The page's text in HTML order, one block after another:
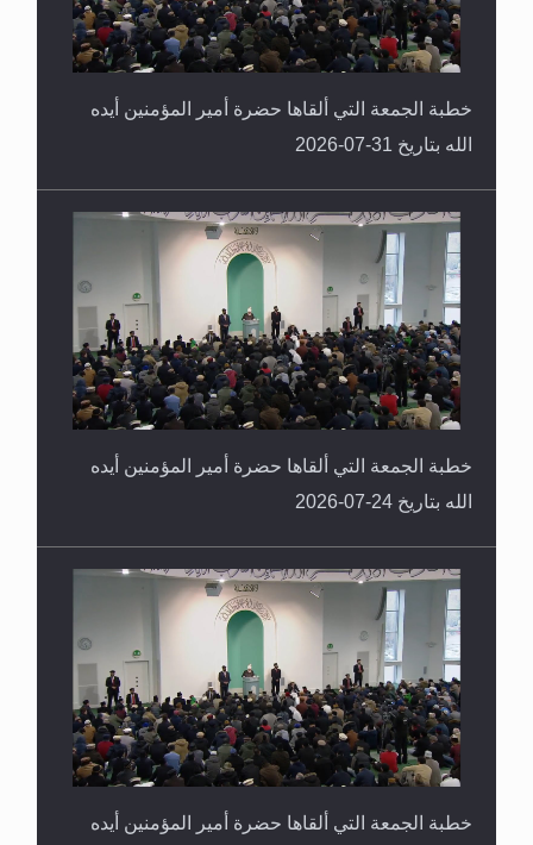
خطبة الجمعة التي ألقاها حضرة أمير المؤمنين أيده
الله بتاريخ 31-07-2026
خطبة الجمعة التي ألقاها حضرة أمير المؤمنين أيده
الله بتاريخ 24-07-2026
خطبة الجمعة التي ألقاها حضرة أمير المؤمنين أيده